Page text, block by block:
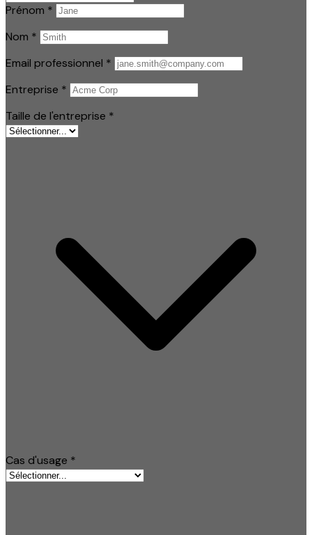
Prénom *
Nom *
Email professionnel *
Entreprise *
Taille de l'entreprise *
Cas d'usage *